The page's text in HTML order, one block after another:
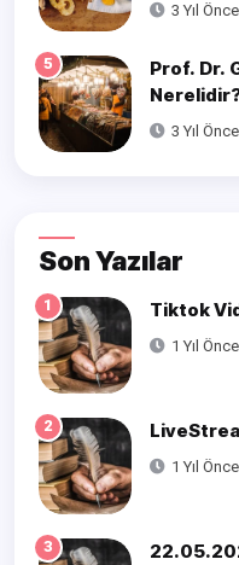
3 Yıl Önce
5
Prof. Dr.
3 Yıl Önce
Son Yazılar
1 Tiktok
1 Yıl Önce
2
1 Yıl Önce
3